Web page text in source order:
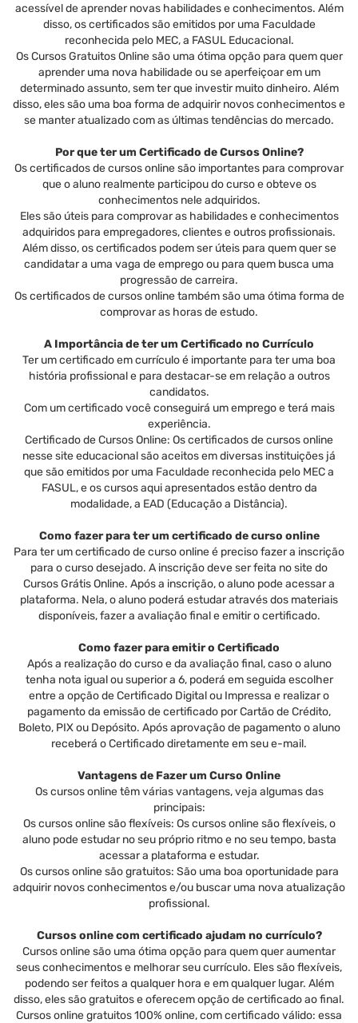
acessível de aprender novas habilidades e conhecimentos. Além
disso, os certificados são emitidos por uma Faculdade
reconhecida pelo MEC, a FASUL Educacional.
Os Cursos Gratuitos Online são uma ótima opção para quem quer
aprender uma nova habilidade ou se aperfeiçoar em um
determinado assunto, sem ter que investir muito dinheiro. Além
disso, eles são uma boa forma de adquirir novos conhecimentos e
se manter atualizado com as últimas tendências do mercado.
Por que ter um Certificado de Cursos Online?
Os certificados de cursos online são importantes para comprovar
que o aluno realmente participou do curso e obteve os
conhecimentos nele adquiridos.
Eles são úteis para comprovar as habilidades e conhecimentos
adquiridos para empregadores, clientes e outros profissionais.
Além disso, os certificados podem ser úteis para quem quer se
candidatar a uma vaga de emprego ou para quem busca uma
progressão de carreira.
Os certificados de cursos online também são uma ótima forma de
comprovar as horas de estudo.
A Importância de ter um Certificado no Currículo
Ter um certificado em currículo é importante para ter uma boa
história profissional e para destacar-se em relação a outros
candidatos.
Com um certificado você conseguirá um emprego e terá mais
experiência.
Certificado de Cursos Online: Os certificados de cursos online
nesse site educacional são aceitos em diversas instituições já
que são emitidos por uma Faculdade reconhecida pelo MEC a
FASUL, e os cursos aqui apresentados estão dentro da
modalidade, a EAD (Educação a Distância).
Como fazer para ter um certificado de curso online
Para ter um certificado de curso online é preciso fazer a inscrição
para o curso desejado. A inscrição deve ser feita no site do
Cursos Grátis Online. Após a inscrição, o aluno pode acessar a
plataforma. Nela, o aluno poderá estudar através dos materiais
disponíveis, fazer a avaliação final e emitir o certificado.
Como fazer para emitir o Certificado
Após a realização do curso e da avaliação final, caso o aluno
tenha nota igual ou superior a 6, poderá em seguida escolher
entre a opção de Certificado Digital ou Impressa e realizar o
pagamento da emissão de certificado por Cartão de Crédito,
Boleto, PIX ou Depósito. Após aprovação de pagamento o aluno
receberá o Certificado diretamente em seu e-mail.
Vantagens de Fazer um Curso Online
Os cursos online têm várias vantagens, veja algumas das
principais:
Os cursos online são flexíveis: Os cursos online são flexíveis, o
aluno pode estudar no seu próprio ritmo e no seu tempo, basta
acessar a plataforma e estudar.
Os cursos online são gratuitos: São uma boa oportunidade para
adquirir novos conhecimentos e/ou buscar uma nova atualização
profissional.
Cursos online com certificado ajudam no currículo?
Cursos online são uma ótima opção para quem quer aumentar
seus conhecimentos e melhorar seu currículo. Eles são flexíveis,
podendo ser feitos a qualquer hora e em qualquer lugar. Além
disso, eles são gratuitos e oferecem opção de certificado ao final.
Cursos online gratuitos 100% online, com certificado válido: essa